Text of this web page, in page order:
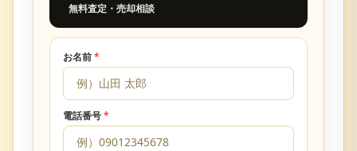
無料査定・売却相談
お名前*
電話番号*